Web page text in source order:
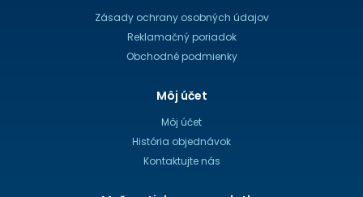
Zásady ochrany osobných údajov
Reklamačný poriadok
Obchodné podmienky
Môj účet
Môj účet
História objednávok
Kontaktujte nás